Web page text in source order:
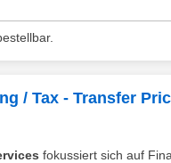
/ Tax - Transfer
fokussiert sich auf